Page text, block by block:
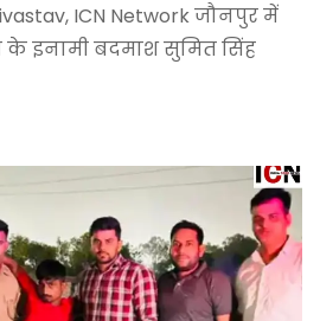
ICN Network जौनपुर में
इनामी बदमाश सुमित सिंह